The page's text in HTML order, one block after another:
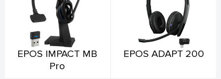
EPOS IMPACT MB
Pro
EPOS ADAPT 200